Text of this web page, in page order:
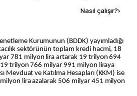
Nasıl çalışır?›
sektörünün toplam kredi hacmi, 18
781 milyon lira artarak 19 trilyon 694
trilyon 766 milyar 991 milyon liraya
Mevduat ve Katılma Hesapları (KKM) ise
lira azalarak 506 milyar 451 milyon